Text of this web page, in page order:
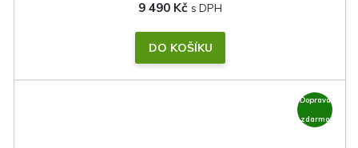
9 490 Kč
DO KOŠÍKU
Doprava
zdarma